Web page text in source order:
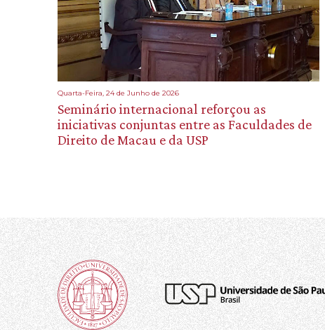
Quarta-Feira, 24 de Junho de 2026
Seminário internacional reforçou as
iniciativas conjuntas entre as Faculdades de
Direito de Macau e da USP